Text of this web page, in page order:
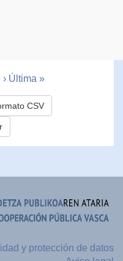
Última »
CSV
y protección de datos